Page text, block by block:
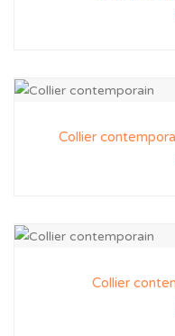
Collier
Collier